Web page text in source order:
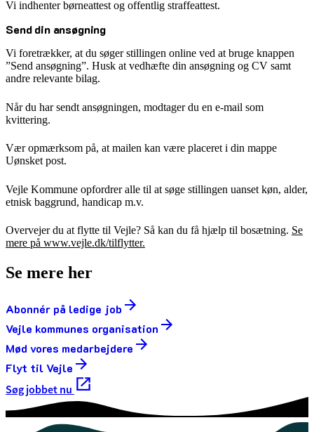
Vi indhenter børneattest og offentlig straffeattest.
Send din ansøgning
Vi foretrækker, at du søger stillingen online ved at bruge knappen
”Send ansøgning”. Husk at vedhæfte din ansøgning og CV samt
andre relevante bilag.
Når du har sendt ansøgningen, modtager du en e-mail som
kvittering.
Vær opmærksom på, at mailen kan være placeret i din mappe
Uønsket post.
Vejle Kommune opfordrer alle til at søge stillingen uanset køn, alder,
etnisk baggrund, handicap m.v.
Overvejer du at flytte til Vejle? Så kan du få hjælp til bosætning. Se
mere på www.vejle.dk/tilflytter.
Se mere her
Abonnér på ledige job
Vejle kommunes organisation
Mød vores medarbejdere
Flyt til Vejle
Søg jobbet nu